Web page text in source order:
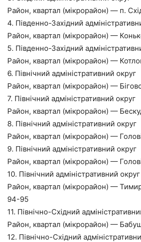
Район, квартал (мікрорайон) — п.
4. Південно-Західний
Район, квартал (мікрорайон) —
5. Південно-Західний
Район, квартал (мікрорайон) —
6. Північний адміністративний округ
Район, квартал (мікрорайон) —
7. Північний адміністративний округ
Район, квартал (мікрорайон) —
8. Північний адміністративний округ
Район, квартал (мікрорайон) —
9. Північний адміністративний округ
Район, квартал (мікрорайон) —
10. Північний адміністративний округ
Район, квартал (мікрорайон) —
94-95
11. Північно-Східний
Район, квартал (мікрорайон) —
12. Північно-Східний